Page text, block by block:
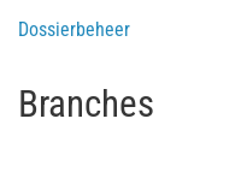
Dossierbeheer
Branches